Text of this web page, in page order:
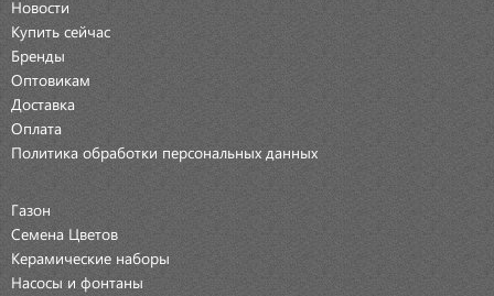
Новости
Купить сейчас
Бренды
Оптовикам
Доставка
Оплата
Политика обработки персональных данных
Газон
Семена Цветов
Керамические наборы
Насосы и фонтаны